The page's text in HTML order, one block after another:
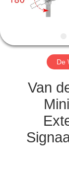
NIEUWS
VERZOEK
OM EEN
CITAAT
De
Van